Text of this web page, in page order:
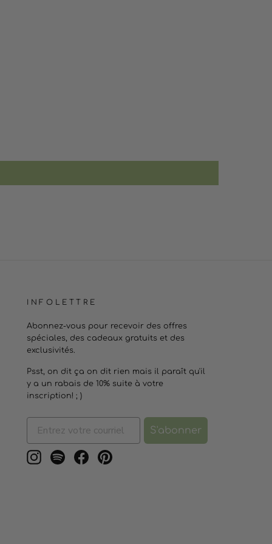
INFOLETTRE
Abonnez-vous pour recevoir des offres
spéciales, des cadeaux gratuits et des
exclusivités.
Psst, on dit ça on dit rien mais il paraît qu'il
y a un rabais de 10% suite à votre
inscription! ; )
S'abonner
Instagram
SpotifyFacebookPinterest